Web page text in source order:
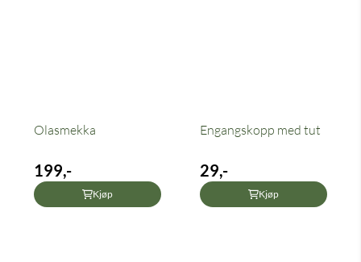
Olasmekka
199,-
Kjøp
Engangskopp med tut
29,-
Kjøp